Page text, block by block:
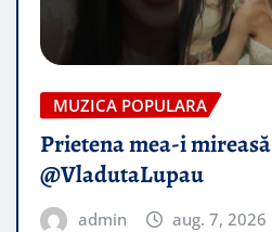
MUZICA POPULARA
Prietena mea-i mireasă​
@VladutaLupau
admin aug. 7, 2026